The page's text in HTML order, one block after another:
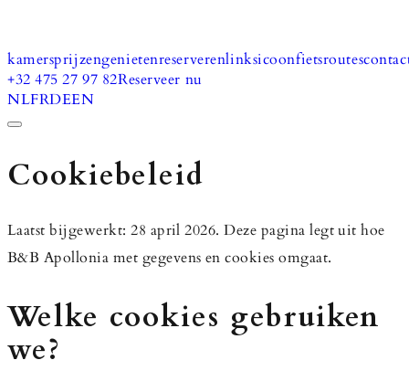
kamersprijzengenietenreserverenlinksicoonfietsroutes
+32 475 27 97 82Reserveer nu
NLFRDEEN
Cookiebeleid
Laatst bijgewerkt: 28 april 2026. Deze pagina legt uit hoe
B&B Apollonia met gegevens en cookies omgaat.
Welke cookies gebruiken
we?